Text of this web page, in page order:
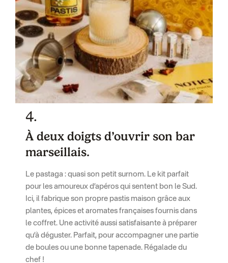
4.
À deux doigts d’ouvrir son bar
marseillais.
Le pastaga : quasi son petit surnom. Le kit parfait
pour les amoureux d’apéros qui sentent bon le Sud.
Ici, il fabrique son propre pastis maison grâce aux
plantes, épices et aromates françaises fournis dans
le coffret. Une activité aussi satisfaisante à préparer
qu’à déguster. Parfait, pour accompagner une partie
de boules ou une bonne tapenade. Régalade du
chef !